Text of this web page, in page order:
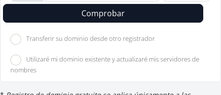
Comprobar
Transferir su dominio desde otro registrador
Utilizaré mi dominio existente y actualizaré mis servidores de
nombres